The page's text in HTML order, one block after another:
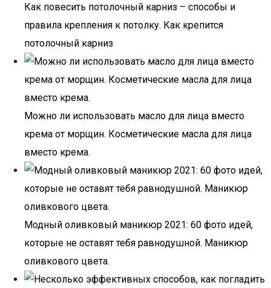
Как повесить потолочный карниз – способы и
правила крепления к потолку. Как крепится
потолочный карниз
Можно ли использовать масло для лица вместо
крема от морщин. Косметические масла для лица
вместо крема.
Модный оливковый маникюр 2021: 60 фото идей,
которые не оставят тебя равнодушной. Маникюр
оливкового цвета.